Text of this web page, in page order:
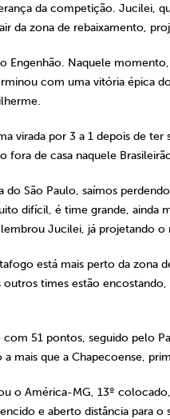
da competição. Jucilei,
da zona de rebaixamento,
Naquele
com uma vitória épica
virada por 3 a 1 depois de
de casa naquele
do São Paulo, saímos
difícil, é time grande, ainda
lembrou Jucilei, já projetando
está mais perto da zona
times estão
51 pontos, seguido pelo
mais que a Chapecoense,
o América-MG, 13º
e aberto distância para